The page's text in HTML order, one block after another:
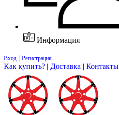
Информация
Вход | Регистрация
Как купить? | Доставка | Контакты